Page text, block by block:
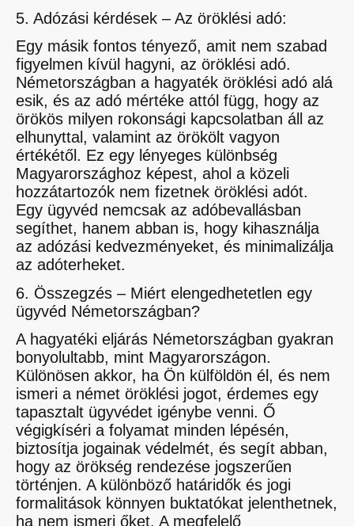
5. Adózási kérdések – Az öröklési adó:
Egy másik fontos tényező, amit nem szabad
figyelmen kívül hagyni, az öröklési adó.
Németországban a hagyaték öröklési adó alá
esik, és az adó mértéke attól függ, hogy az
örökös milyen rokonsági kapcsolatban áll az
elhunyttal, valamint az örökölt vagyon
értékétől. Ez egy lényeges különbség
Magyarországhoz képest, ahol a közeli
hozzátartozók nem fizetnek öröklési adót.
Egy ügyvéd nemcsak az adóbevallásban
segíthet, hanem abban is, hogy kihasználja
az adózási kedvezményeket, és minimalizálja
az adóterheket.
6. Összegzés – Miért elengedhetetlen egy
ügyvéd Németországban?
A hagyatéki eljárás Németországban gyakran
bonyolultabb, mint Magyarországon.
Különösen akkor, ha Ön külföldön él, és nem
ismeri a német öröklési jogot, érdemes egy
tapasztalt ügyvédet igénybe venni. Ő
végigkíséri a folyamat minden lépésén,
biztosítja jogainak védelmét, és segít abban,
hogy az örökség rendezése jogszerűen
történjen. A különböző határidők és jogi
formalitások könnyen buktatókat jelenthetnek,
ha nem ismeri őket. A megfelelő